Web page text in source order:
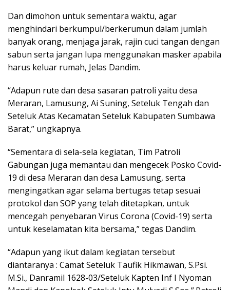
Dan dimohon untuk sementara waktu, agar
menghindari berkumpul/berkerumun dalam jumlah
banyak orang, menjaga jarak, rajin cuci tangan dengan
sabun serta jangan lupa menggunakan masker apabila
harus keluar rumah, Jelas Dandim.
“Adapun rute dan desa sasaran patroli yaitu desa
Meraran, Lamusung, Ai Suning, Seteluk Tengah dan
Seteluk Atas Kecamatan Seteluk Kabupaten Sumbawa
Barat,” ungkapnya.
“Sementara di sela-sela kegiatan, Tim Patroli
Gabungan juga memantau dan mengecek Posko Covid-
19 di desa Meraran dan desa Lamusung, serta
mengingatkan agar selama bertugas tetap sesuai
protokol dan SOP yang telah ditetapkan, untuk
mencegah penyebaran Virus Corona (Covid-19) serta
untuk keselamatan kita bersama,” tegas Dandim.
“Adapun yang ikut dalam kegiatan tersebut
diantaranya : Camat Seteluk Taufik Hikmawan, S.Psi.
M.Si., Danramil 1628-03/Seteluk Kapten Inf I Nyoman